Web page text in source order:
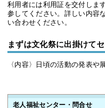
利用者には利用証を交付しま
参してください。詳しい内容
い合わせください。
まずは文化祭に出掛けて
〈内容〉日頃の活動の発表や
老人福祉センター・問合せ